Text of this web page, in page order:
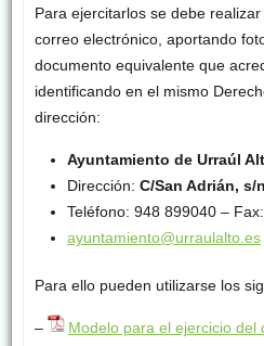
Para ejercitarlos se debe
correo electrónico, aportando
documento equivalente que
identificando en el mismo
dirección:
Ayuntamiento de Urraúl
Dirección: C/San Adrián, s/
Teléfono: 948 899040 –
ayuntamiento@urraulalto.es
Para ello pueden utilizarse los
– Modelo para el ejercicio del